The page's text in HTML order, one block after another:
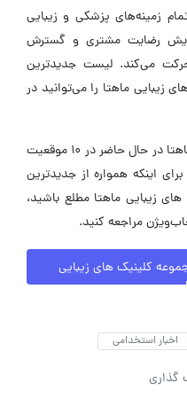
زمینه‌های پزشکی و زیبایی
رضایت مشتری و گسترش
می‌کند. لیست جدیدترین
ماهتا را می‌توانید در
مجموعه کلینیک های زیبایی ماهتا در حال حاضر در ۱۰ موقعیت
اینکه همواره از جدیدترین
زیبایی ماهتا مطلع باشید،
مراجعه کنید.
کلینیک های زیبایی
اخبار استخدامی
گذاری